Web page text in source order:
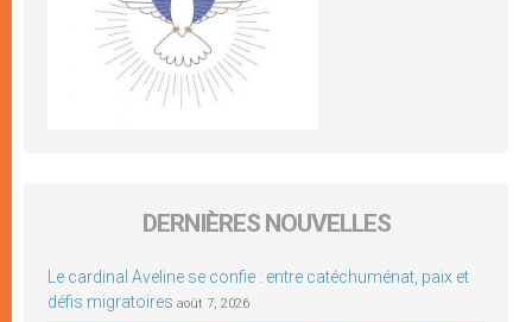
DERNIÈRES NOUVELLES
Le cardinal Aveline se confie : entre catéchuménat, paix et
défis migratoires août 7, 2026